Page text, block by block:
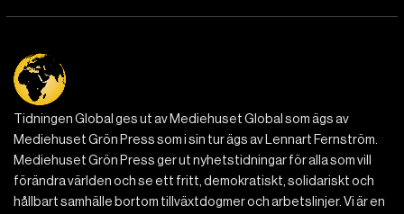
Tidningen Global ges ut av Mediehuset Global som ägs av
Mediehuset Grön Press som i sin tur ägs av Lennart Fernström.
Mediehuset Grön Press ger ut nyhetstidningar för alla som vill
förändra världen och se ett fritt, demokratiskt, solidariskt och
hållbart samhälle bortom tillväxtdogmer och arbetslinjer. Vi är en